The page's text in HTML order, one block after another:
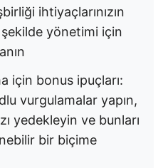
ihtiyaçlarınızın
yönetimi için
için bonus ipuçları:
vurgulamalar yapın,
yedekleyin ve bunları
bir biçime